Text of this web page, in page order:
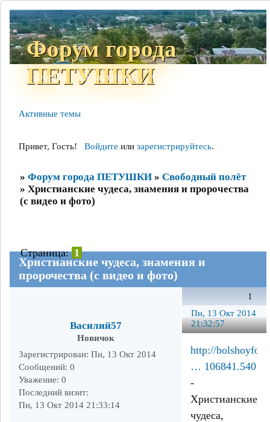
Форум города
ПЕТУШКИ
Форум Участники Сайт
Поиск
Регистрация
Активные темы
Привет, Гость! Войдите или зарегистрируйтесь.
» Форум города ПЕТУШКИ » Свободный полёт
» Христианские чудеса, знамения и пророчества
(с видео и фото)
Христианские чудеса, знамения и
пророчества (с видео и фото)
Страница: 1
1
Пн, 13 Окт 2014
21:32:57
Василий57
Новичок
Зарегистрирован: Пн, 13 Окт 2014
Сообщений: 0
Уважение: 0
Последний визит:
Пн, 13 Окт 2014 21:33:14
http://
… 106841.540
-
Христианские
чудеса,